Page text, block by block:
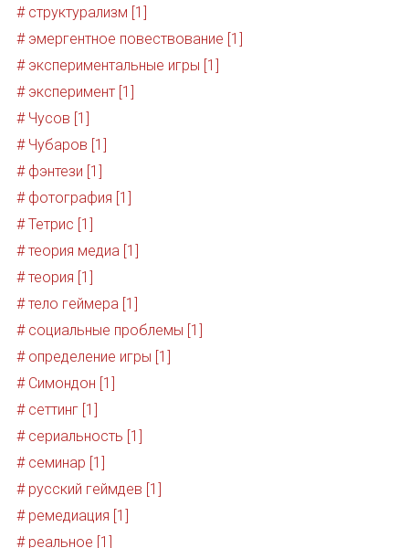
# структурализм [1]
# эмергентное повествование [1]
# экспериментальные игры [1]
# эксперимент [1]
# Чусов [1]
# Чубаров [1]
# фэнтези [1]
# фотография [1]
# Тетрис [1]
# теория медиа [1]
# теория [1]
# тело геймера [1]
# социальные проблемы [1]
# определение игры [1]
# Симондон [1]
# сеттинг [1]
# сериальность [1]
# семинар [1]
# русский геймдев [1]
# ремедиация [1]
# реальное [1]